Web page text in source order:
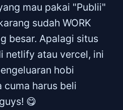
mau pakai "Publii"
sudah WORK
besar. Apalagi situs
netlify atau vercel, ini
hobi
harus beli
😋